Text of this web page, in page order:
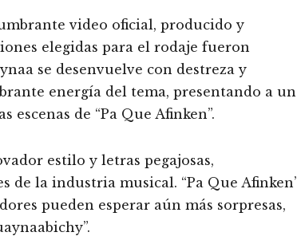
video oficial, producido y
elegidas para el rodaje fueron
se desenvuelve con destreza y
energía del tema, presentando a un
de “Pa Que Afinken”.
estilo y letras pegajosas,
de la industria musical. “Pa Que
pueden esperar aún más sorpresas,